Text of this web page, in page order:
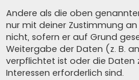
Andere als die oben
nur mit deiner Zustimmung
nicht, sofern er auf Grund
Weitergabe der Daten (z. B.
verpflichtet ist oder die Daten
Interessen erforderlich sind.